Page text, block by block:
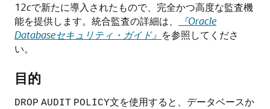
12cで新たに導入されたもので、完全かつ高度な監査機
能を提供します。統合監査の詳細は、
『Oracle
Databaseセキュリティ・ガイド』 を参照してくださ
い。
目的
DROP AUDIT POLICY文を使用すると、データベースか